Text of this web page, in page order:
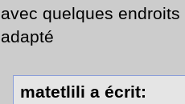
avec quelques
adapté
matetlili a écrit: